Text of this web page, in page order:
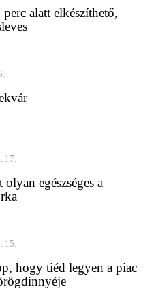
alatt elkészíthető,
17.
egészséges a
15.
hogy tiéd legyen a piac